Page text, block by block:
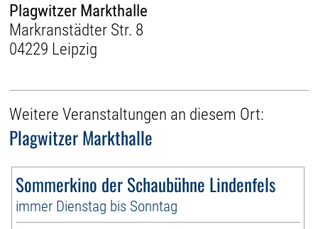
Plagwitzer Markthalle
Markranstädter Str. 8
04229 Leipzig
Weitere Veranstaltungen an diesem Ort:
Plagwitzer Markthalle
Sommerkino der Schaubühne Lindenfels
immer Dienstag bis Sonntag